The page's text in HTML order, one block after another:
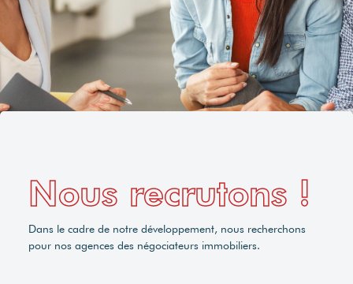
Nous recrutons !
Dans le cadre de notre développement, nous recherchons
pour nos agences des négociateurs immobiliers.